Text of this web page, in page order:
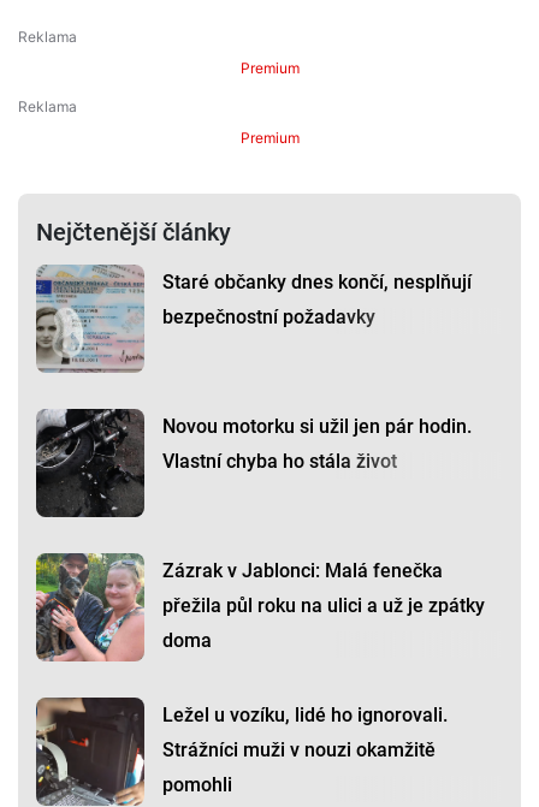
Premium
Premium
Nejčtenější články
Staré občanky dnes končí, nesplňují
bezpečnostní požadavky
Novou motorku si užil jen pár hodin.
Vlastní chyba ho stála život
Zázrak v Jablonci: Malá fenečka
přežila půl roku na ulici a už je zpátky
doma
Ležel u vozíku, lidé ho ignorovali.
Strážníci muži v nouzi okamžitě
pomohli